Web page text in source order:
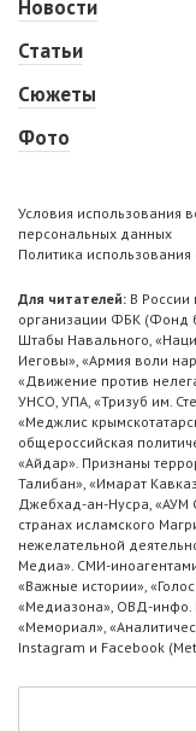
Новости
Статьи
Сюжеты
Фото
Условия использования
персональных данных
Политика использования
Для читателей: В России
организации ФБК (Фонд
Штабы Навального,
Иеговы», «Армия воли
«Движение против
УНСО, УПА, «Тризуб им.
«Меджлис
общероссийская
«Айдар». Признаны
Талибан», «Имарат
Джебхад-ан-Нусра, «АУМ
странах исламского
нежелательной
Медиа». СМИ-
«Важные истории»,
«Медиазона», ОВД-инфо.
«Мемориал»,
Instagram и Facebook